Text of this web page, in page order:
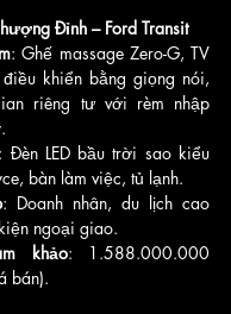
Đỉnh – Ford Transit
: Ghế massage Zero-G, TV
khiển bằng giọng nói,
riêng tư với rèm nhập
: Đèn LED bầu trời sao kiểu
bàn làm việc, tủ lạnh.
: Doanh nhân, du lịch cao
ngoại giao.
khảo: 1.588.000.000
bán).